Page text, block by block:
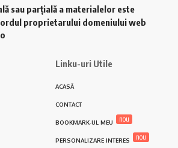
sau parțială a materialelor este
proprietarului domeniului web
Linku-uri Utile
ACASĂ
CONTACT
BOOKMARK-UL MEU nou
PERSONALIZARE INTERES nou